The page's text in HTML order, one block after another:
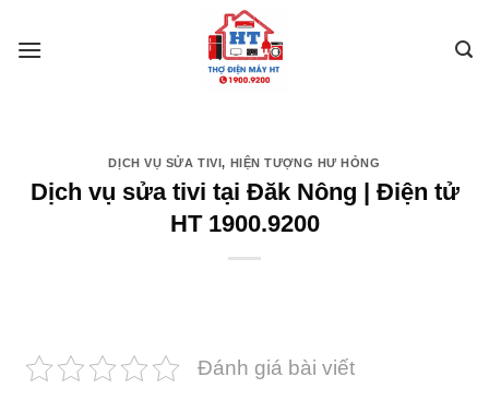
DỊCH VỤ SỬA TIVI, HIỆN TƯỢNG HƯ HỎNG
Dịch vụ sửa tivi tại Đăk Nông | Điện tử
HT 1900.9200
Đánh giá bài viết